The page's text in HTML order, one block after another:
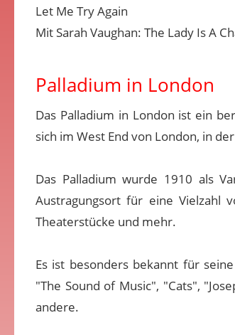
Let Me Try Again
Mit Sarah Vaughan: The Lady Is A
Palladium in London
Das Palladium in London ist ein
sich im West End von London, in
Das Palladium wurde 1910 als
Austragungsort für eine Vielzahl
Theaterstücke und mehr.
Es ist besonders bekannt für
"The Sound of Music", "Cats",
andere.